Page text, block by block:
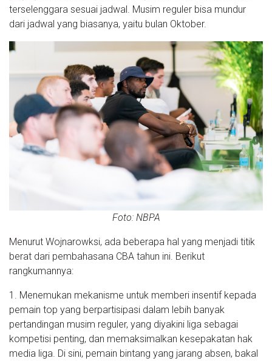
terselenggara sesuai jadwal. Musim reguler bisa mundur
dari jadwal yang biasanya, yaitu bulan Oktober.
Foto: NBPA
Menurut Wojnarowksi, ada beberapa hal yang menjadi titik
berat dari pembahasana CBA tahun ini. Berikut
rangkumannya:
1. Menemukan mekanisme untuk memberi insentif kepada
pemain top yang berpartisipasi dalam lebih banyak
pertandingan musim reguler, yang diyakini liga sebagai
kompetisi penting, dan memaksimalkan kesepakatan hak
media liga. Di sini, pemain bintang yang jarang absen, bakal